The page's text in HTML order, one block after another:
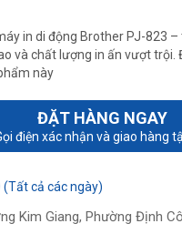
in di động Brother PJ-823
và chất lượng in ấn vượt
này
ĐẶT HÀNG NGAY
điện xác nhận và giao hàng
(Tất cả các ngày)
Kim Giang, Phường Định